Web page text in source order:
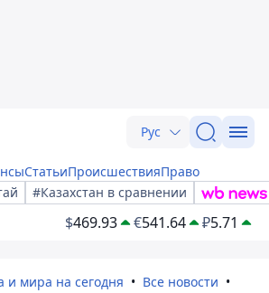
Рус
СтатьиПроисшествияПраво
#Казахстан в сравнении
$469.93 €541.64 ₽5.71
и мира на сегодня
Все новости